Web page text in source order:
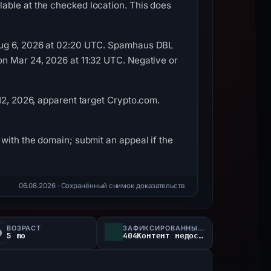
at the checked location. This does
6, 2026 at 02:20 UTC. Spamhaus DBL
Mar 24, 2026 at 11:32 UTC. Negative or
2026, apparent target Crypto.com.
the domain; submit an appeal if the
06.08.2026· Сохранённый снимок доказательств
ВОЗРАСТ
5 mo
ЗАФИКСИРОВАННЫЙ СТАТУС
404Контент недоступен